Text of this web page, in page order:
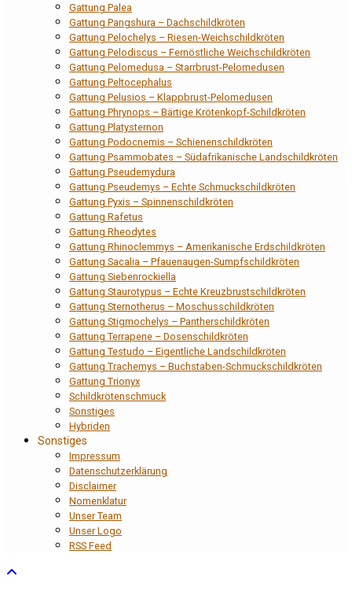
Gattung Palea
Gattung Pangshura – Dachschildkröten
Gattung Pelochelys – Riesen-Weichschildkröten
Gattung Pelodiscus – Fernöstliche Weichschildkröten
Gattung Pelomedusa – Starrbrust-Pelomedusen
Gattung Peltocephalus
Gattung Pelusios – Klappbrust-Pelomedusen
Gattung Phrynops – Bärtige Krötenkopf-Schildkröten
Gattung Platysternon
Gattung Podocnemis – Schienenschildkröten
Gattung Psammobates – Südafrikanische Landschildkröten
Gattung Pseudemydura
Gattung Pseudemys – Echte Schmuckschildkröten
Gattung Pyxis – Spinnenschildkröten
Gattung Rafetus
Gattung Rheodytes
Gattung Rhinoclemmys – Amerikanische Erdschildkröten
Gattung Sacalia – Pfauenaugen-Sumpfschildkröten
Gattung Siebenrockiella
Gattung Staurotypus – Echte Kreuzbrustschildkröten
Gattung Sternotherus – Moschusschildkröten
Gattung Stigmochelys – Pantherschildkröten
Gattung Terrapene – Dosenschildkröten
Gattung Testudo – Eigentliche Landschildkröten
Gattung Trachemys – Buchstaben-Schmuckschildkröten
Gattung Trionyx
Schildkrötenschmuck
Sonstiges
Hybriden
Sonstiges
Impressum
Datenschutzerklärung
Disclaimer
Nomenklatur
Unser Team
Unser Logo
RSS Feed